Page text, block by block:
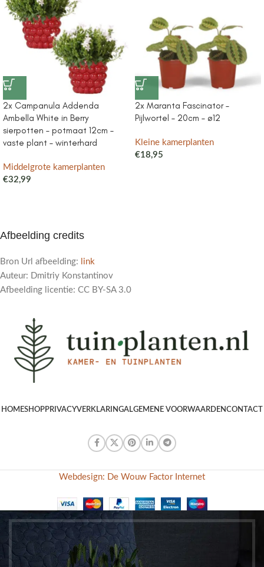
2x Campanula Addenda
Ambella White in Berry
sierpotten – potmaat 12cm –
vaste plant – winterhard
Middelgrote kamerplanten
€32,99
2x Maranta Fascinator –
Pijlwortel – 20cm – ø12
Kleine kamerplanten
€18,95
Afbeelding credits
Bron Url afbeelding:
link
Auteur: Dmitriy Konstantinov
Afbeelding licentie: CC BY-SA 3.0
HOMESHOPPRIVACYVERKLARINGALGEMENE VOORWAARDENCONTACT
Webdesign: De Wouw Factor Internet